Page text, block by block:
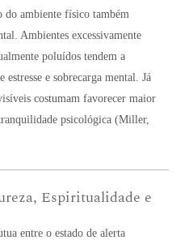
do ambiente físico também
Ambientes excessivamente
poluídos tendem a
estresse e sobrecarga mental. Já
costumam favorecer maior
psicológica (Miller,
Espiritualidade e
entre o estado de alerta